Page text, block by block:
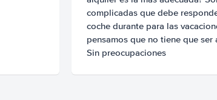
complicadas que debe
coche durante para las
pensamos que no tiene que ser
Sin preocupaciones